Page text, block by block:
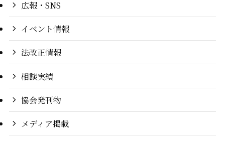
広報・SNS
イベント情報
法改正情報
相談実績
協会発刊物
メディア掲載